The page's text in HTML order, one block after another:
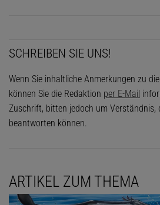
SCHREIBEN SIE UNS!
Wenn Sie inhaltliche Anmerkungen zu
können Sie die Redaktion per E-Mail
Zuschrift, bitten jedoch um Verständnis,
beantworten können.
ARTIKEL ZUM THEMA